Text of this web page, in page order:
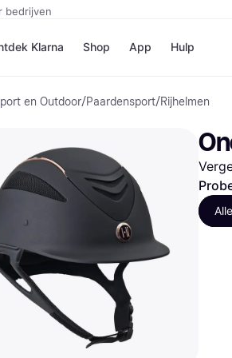
bedrijven
Klarna Shop
Winkels
Bol
H&M
App Hulp
en Outdoor/Paardensport/Rijhelmen